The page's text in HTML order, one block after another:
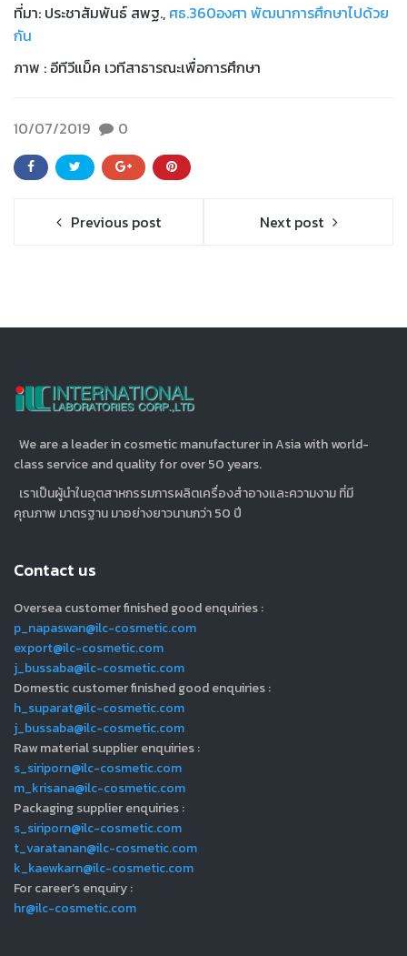
ที่มา: ประชาสัมพันธ์ สพฐ., ศธ.360องศา พัฒนาการศึกษาไปด้วย
กัน
ภาพ : อีทีวีแม็ค เวทีสาธารณะเพื่อการศึกษา
10/07/2019 0
Previous post Next post
We are a leader in cosmetic manufacturer in Asia with world-
class service and quality for over 50 years.
เราเป็นผู้นำในอุตสาหกรรมการผลิตเครื่องสำอางและความงาม ที่มี
คุณภาพ มาตรฐาน มาอย่างยาวนานกว่า 50 ปี
Contact us
Oversea customer finished good enquiries :
p_napaswan@ilc-cosmetic.com
export@ilc-cosmetic.com
j_bussaba@ilc-cosmetic.com
Domestic customer finished good enquiries :
h_suparat@ilc-cosmetic.com
j_bussaba@ilc-cosmetic.com
Raw material supplier enquiries :
s_siriporn@ilc-cosmetic.com
m_krisana@ilc-cosmetic.com
Packaging supplier enquiries :
s_siriporn@ilc-cosmetic.com
t_varatanan@ilc-cosmetic.com
k_kaewkarn@ilc-cosmetic.com
For career’s enquiry :
hr@ilc-cosmetic.com